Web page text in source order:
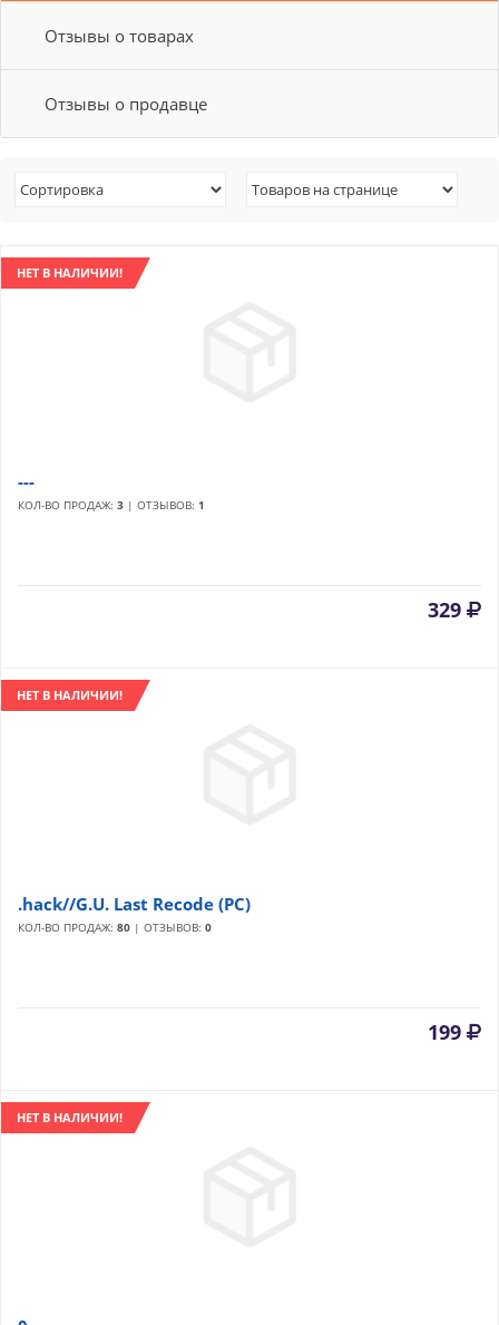
Отзывы о товарах
Отзывы о продавце
НЕТ В НАЛИЧИИ!
---
КОЛ-ВО ПРОДАЖ: 3 | ОТЗЫВОВ: 1
329
НЕТ В НАЛИЧИИ!
.hack//G.U. Last Recode (PC)
КОЛ-ВО ПРОДАЖ: 80 | ОТЗЫВОВ: 0
199
НЕТ В НАЛИЧИИ!